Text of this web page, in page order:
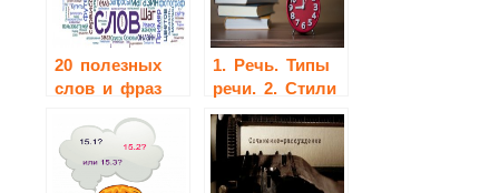
хочется речи
простой,
человечьей».
20 полезных
слов и фраз
использования
в сочинении
1. Речь. Типы
речи. 2. Стили
речи и их
характеристика.
3.
Художественные